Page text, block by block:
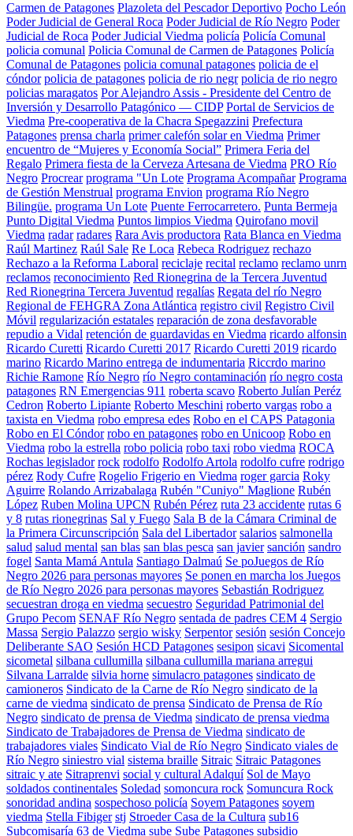
Carmen de Patagones Plazoleta del Pescador Deportivo Pocho León
Poder Judicial de General Roca Poder Judicial de Río Negro Poder
Judicial de Roca Poder Judicial Viedma policía Policía Comunal
policia comunal Policia Comunal de Carmen de Patagones Policía
Comunal de Patagones policia comunal patagones policia de el
cóndor policia de patagones policia de rio negr policia de rio negro
policias maragatos Por Alejandro Assis - Presidente del Centro de
Inversión y Desarrollo Patagónico — CIDP Portal de Servicios de
Viedma Pre-cooperativa de la Chacra Spegazzini Prefectura
Patagones prensa charla primer calefón solar en Viedma Primer
encuentro de “Mujeres y Economía Social” Primera Feria del
Regalo Primera fiesta de la Cerveza Artesana de Viedma PRO Río
Negro Procrear programa "Un Lote Programa Acompañar Programa
de Gestión Menstrual programa Envion programa Río Negro
Bilingüe. programa Un Lote Puente Ferrocarretero. Punta Bermeja
Punto Digital Viedma Puntos limpios Viedma Quirofano movil
Viedma radar radares Rara Avis productora Rata Blanca en Viedma
Raúl Martinez Raúl Sale Re Loca Rebeca Rodriguez rechazo
Rechazo a la Reforma Laboral reciclaje recital reclamo reclamo unrn
reclamos reconocimiento Red Rionegrina de la Tercera Juventud
Red Rionegrina Tercera Juventud regalías Regata del río Negro
Regional de FEHGRA Zona Atlántica registro civil Registro Civil
Móvil regularización estatales reparación de zona desfavorable
repudio a Vidal retención de guardavidas en Viedma ricardo alfonsin
Ricardo Curetti Ricardo Curetti 2017 Ricardo Curetti 2019 ricardo
marino Ricardo Marino entrega de indumentaria Riccrdo marino
Richie Ramone Río Negro río Negro contaminación río negro costa
patagones RN Emergencias 911 roberta scavo Roberto Julían Peréz
Cedron Roberto Lipiante Roberto Meschini roberto vargas robo a
taxista en Viedma robo empresa edes Robo en el CAPS Patagonia
Robo en El Cóndor robo en patagones robo en Unicoop Robo en
Viedma robo la estrella robo policia robo taxi robo viedma ROCA
Rochas legislador rock rodolfo Rodolfo Artola rodolfo cufre rodrigo
pérez Rody Cufre Rogelio Frigerio en Viedma roger garcia Roky
Aguirre Rolando Arrizabalaga Rubén "Cuniyo" Maglione Rubén
López Ruben Molina UPCN Rubén Pérez ruta 23 accidente rutas 6
y 8 rutas rionegrinas Sal y Fuego Sala B de la Cámara Criminal de
la Primera Circunscripción Sala del Libertador salarios salmonella
salud salud mental san blas san blas pesca san javier sanción sandro
fogel Santa Mamá Antula Santiago Dalmaú Se poJuegos de Río
Negro 2026 para personas mayores Se ponen en marcha los Juegos
de Río Negro 2026 para personas mayores Sebastián Rodriguez
secuestran droga en viedma secuestro Seguridad Patrimonial del
Grupo Pecom SENAF Río Negro sentada de padres CEM 4 Sergio
Massa Sergio Palazzo sergio wisky Serpentor sesión sesión Concejo
Deliberante SAO Sesión HCD Patagones sesipon sicavi Sicomental
sicometal silbana cullumilla silbana cullumilla mariana arregui
Silvana Larralde silvia horne simulacro patagones sindicato de
camioneros Sindicato de la Carne de Río Negro sindicato de la
carne de viedma sindicato de prensa Sindicato de Prensa de Río
Negro sindicato de prensa de Viedma sindicato de prensa viedma
Sindicato de Trabajadores de Prensa de Viedma sindicato de
trabajadores viales Sindicato Vial de Río Negro Sindicato viales de
Río Negro siniestro vial sistema braille Sitraic Sitraic Patagones
sitraic y ate Sitraprenvi social y cultural Adalquí Sol de Mayo
soldados continentales Soledad somoncura rock Somuncura Rock
sonoridad andina sospechoso policía Soyem Patagones soyem
viedma Stella Fibiger stj Stroeder Casa de la Cultura sub16
Subcomisaría 63 de Viedma sube Sube Patagones subsidio